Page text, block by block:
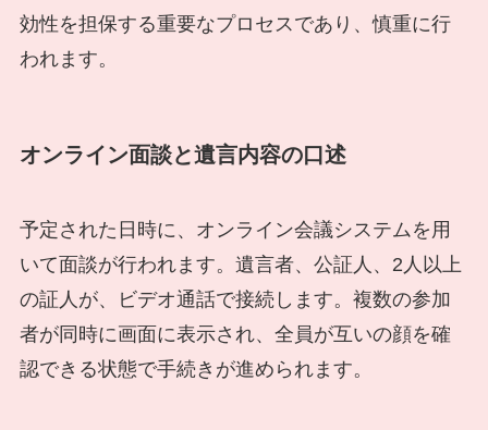
効性を担保する重要なプロセスであり、慎重に行
われます。
オンライン面談と遺言内容の口述
予定された日時に、オンライン会議システムを用
いて面談が行われます。遺言者、公証人、2人以上
の証人が、ビデオ通話で接続します。複数の参加
者が同時に画面に表示され、全員が互いの顔を確
認できる状態で手続きが進められます。